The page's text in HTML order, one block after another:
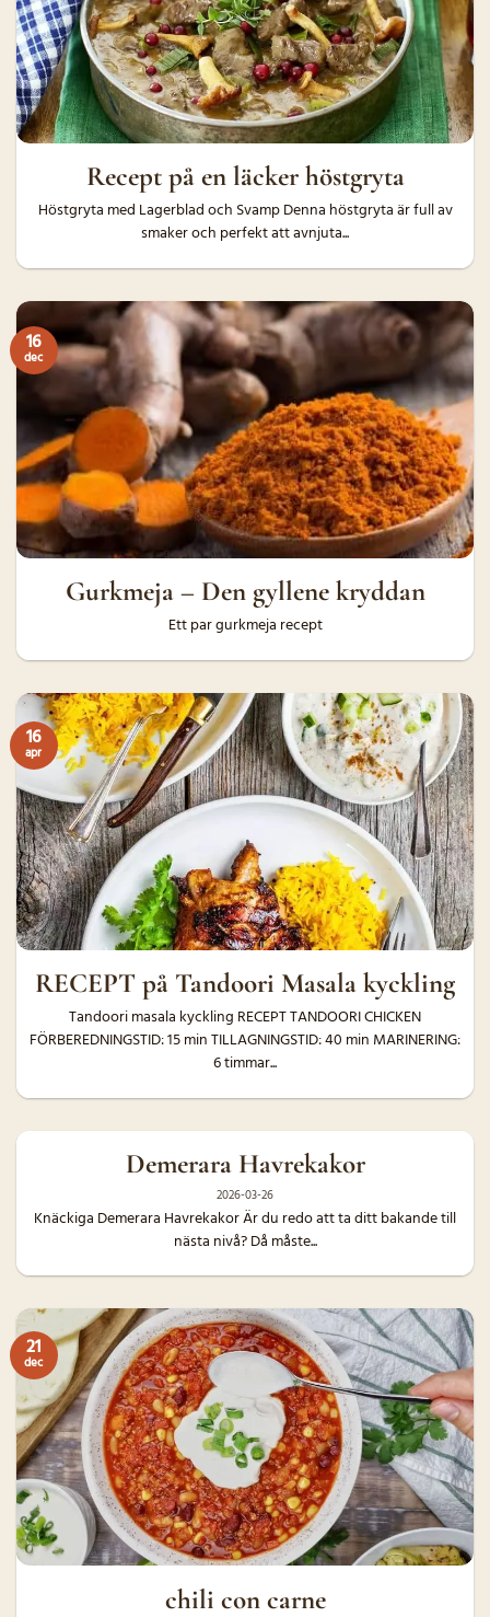
Recept på en läcker höstgryta
Höstgryta med Lagerblad och Svamp Denna höstgryta är full av
smaker och perfekt att avnjuta...
Gurkmeja – Den gyllene kryddan
Ett par gurkmeja recept
16
dec
RECEPT på Tandoori Masala kyckling
Tandoori masala kyckling RECEPT TANDOORI CHICKEN
FÖRBEREDNINGSTID: 15 min TILLAGNINGSTID: 40 min MARINERING:
6 timmar...
16
apr
Demerara Havrekakor
2026-03-26
Knäckiga Demerara Havrekakor Är du redo att ta ditt bakande till
nästa nivå? Då måste...
chili con carne
21
dec